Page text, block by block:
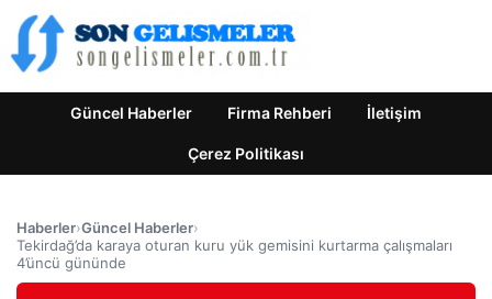
Güncel Haberler Firma Rehberi İletişim
Çerez Politikası
Haberler›Güncel Haberler›
Tekirdağ’da karaya oturan kuru yük gemisini kurtarma çalışmaları
4’üncü gününde